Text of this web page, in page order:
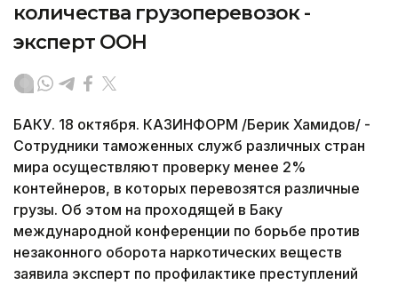
количества грузоперевозок -
эксперт ООН
БАКУ. 18 октября. КАЗИНФОРМ /Берик Хамидов/ -
Сотрудники таможенных служб различных стран
мира осуществляют проверку менее 2%
контейнеров, в которых перевозятся различные
грузы. Об этом на проходящей в Баку
международной конференции по борьбе против
незаконного оборота наркотических веществ
заявила эксперт по профилактике преступлений